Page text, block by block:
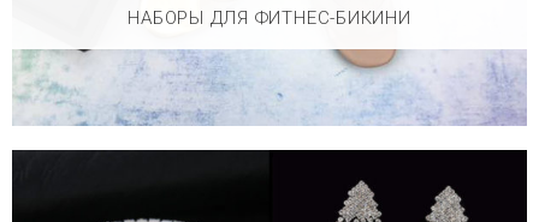
НАБОРЫ ДЛЯ ФИТНЕС-БИКИНИ